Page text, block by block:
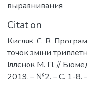
выравнивания
Citation
Кисляк, С. В.
точок зміни
Іллєнок М. П. //
2019. – №2. – С. 1-8. –